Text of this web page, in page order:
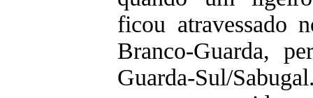
ficou atravessado
Branco-Guarda,
Guarda-Sul/